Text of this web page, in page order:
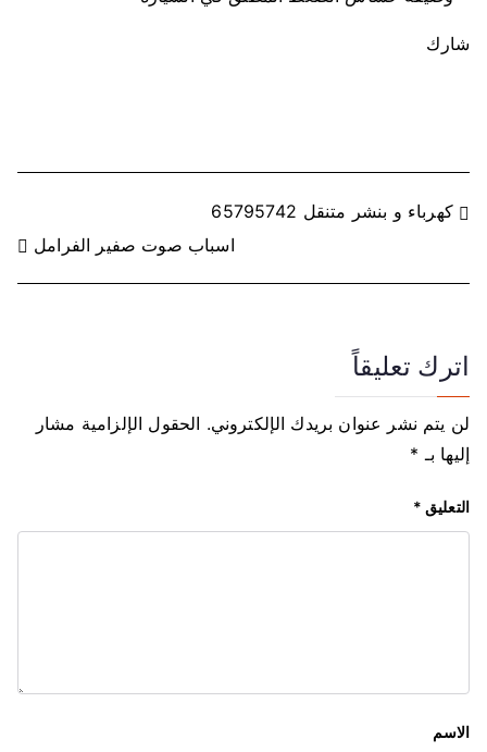
شارك
ت
ح
ا
ل
م
ق
ت
كهرباء و بنشر متنقل 65795742
اسباب صوت صفير الفرامل
اترك تعليقاً
لن يتم نشر عنوان بريدك الإلكتروني. الحقول الإلزامية مشار
إليها بـ *
التعليق *
الاسم